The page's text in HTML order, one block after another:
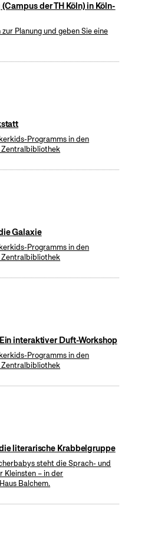
der TH Köln) in Köln-
Planung und geben Sie eine
Programms in den
Galaxie
Programms in den
interaktiver Duft-Workshop
Programms in den
literarische Krabbelgruppe
steht die Sprach- und
Kleinsten – in der
Balchem.